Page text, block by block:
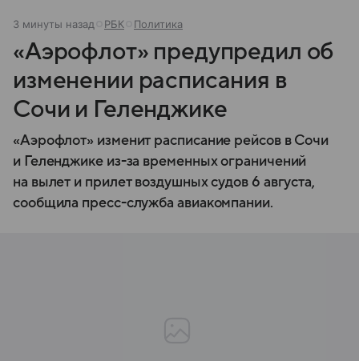
3 минуты назад РБК Политика
«Аэрофлот» предупредил об
изменении расписания в
Сочи и Геленджике
«Аэрофлот» изменит расписание рейсов в Сочи
и Геленджике из-за временных ограничений
на вылет и прилет воздушных судов 6 августа,
сообщила пресс-служба авиакомпании.